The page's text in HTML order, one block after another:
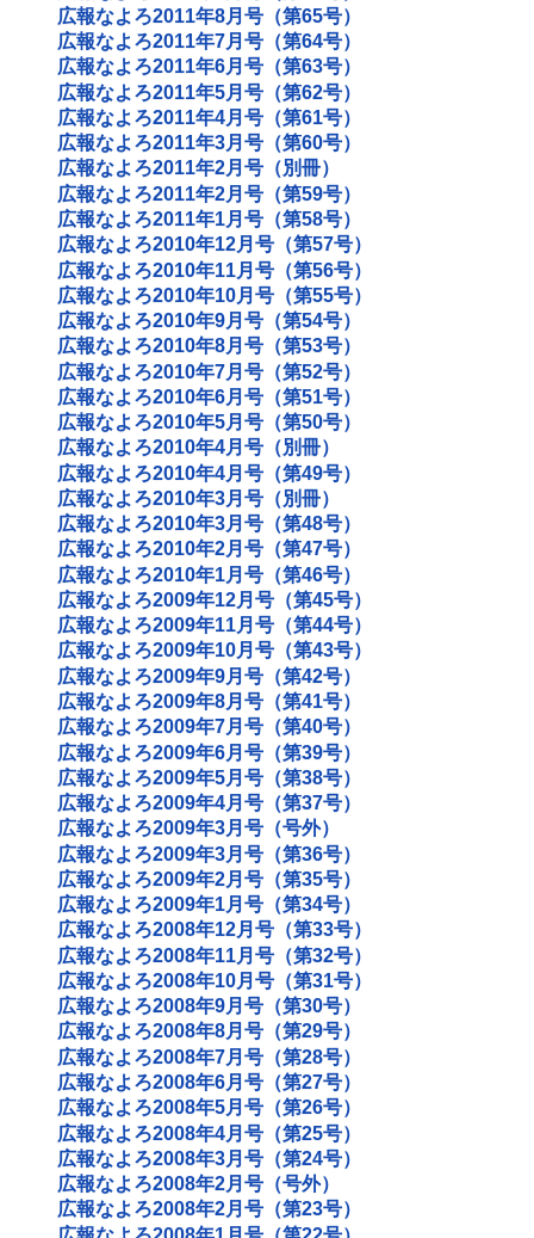
広報なよろ2011年8月号（第65号）
広報なよろ2011年7月号（第64号）
広報なよろ2011年6月号（第63号）
広報なよろ2011年5月号（第62号）
広報なよろ2011年4月号（第61号）
広報なよろ2011年3月号（第60号）
広報なよろ2011年2月号（別冊）
広報なよろ2011年2月号（第59号）
広報なよろ2011年1月号（第58号）
広報なよろ2010年12月号（第57号）
広報なよろ2010年11月号（第56号）
広報なよろ2010年10月号（第55号）
広報なよろ2010年9月号（第54号）
広報なよろ2010年8月号（第53号）
広報なよろ2010年7月号（第52号）
広報なよろ2010年6月号（第51号）
広報なよろ2010年5月号（第50号）
広報なよろ2010年4月号（別冊）
広報なよろ2010年4月号（第49号）
広報なよろ2010年3月号（別冊）
広報なよろ2010年3月号（第48号）
広報なよろ2010年2月号（第47号）
広報なよろ2010年1月号（第46号）
広報なよろ2009年12月号（第45号）
広報なよろ2009年11月号（第44号）
広報なよろ2009年10月号（第43号）
広報なよろ2009年9月号（第42号）
広報なよろ2009年8月号（第41号）
広報なよろ2009年7月号（第40号）
広報なよろ2009年6月号（第39号）
広報なよろ2009年5月号（第38号）
広報なよろ2009年4月号（第37号）
広報なよろ2009年3月号（号外）
広報なよろ2009年3月号（第36号）
広報なよろ2009年2月号（第35号）
広報なよろ2009年1月号（第34号）
広報なよろ2008年12月号（第33号）
広報なよろ2008年11月号（第32号）
広報なよろ2008年10月号（第31号）
広報なよろ2008年9月号（第30号）
広報なよろ2008年8月号（第29号）
広報なよろ2008年7月号（第28号）
広報なよろ2008年6月号（第27号）
広報なよろ2008年5月号（第26号）
広報なよろ2008年4月号（第25号）
広報なよろ2008年3月号（第24号）
広報なよろ2008年2月号（号外）
広報なよろ2008年2月号（第23号）